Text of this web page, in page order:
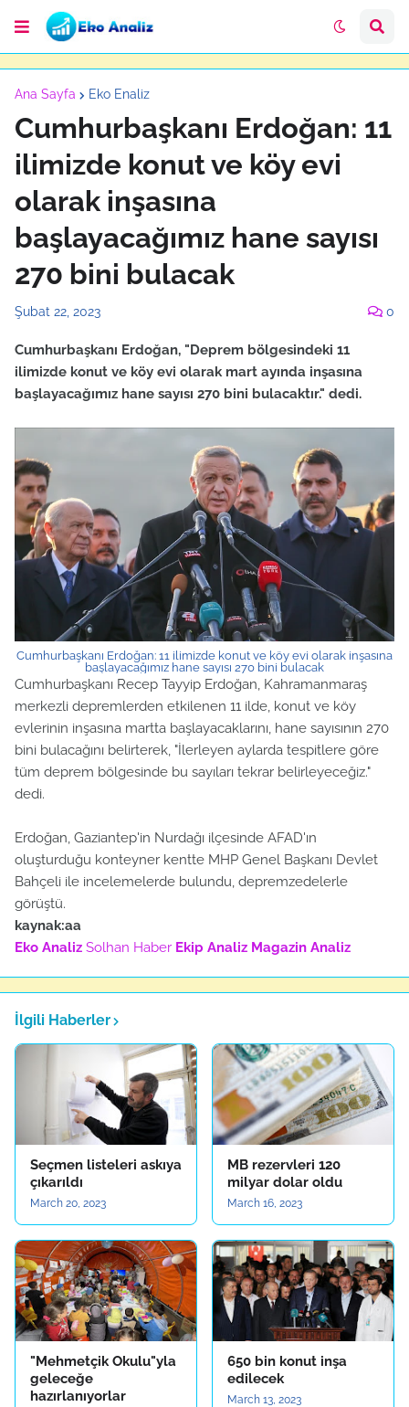
Ana Sayfa Eko Enaliz
Cumhurbaşkanı Erdoğan: 11
ilimizde konut ve köy evi
olarak inşasına
başlayacağımız hane sayısı
270 bini bulacak
Şubat 22, 2023 0
Cumhurbaşkanı Erdoğan, "Deprem bölgesindeki 11
ilimizde konut ve köy evi olarak mart ayında inşasına
başlayacağımız hane sayısı 270 bini bulacaktır." dedi.
Cumhurbaşkanı Erdoğan: 11 ilimizde konut ve köy evi olarak inşasına
başlayacağımız hane sayısı 270 bini bulacak
Cumhurbaşkanı Recep Tayyip Erdoğan, Kahramanmaraş
merkezli depremlerden etkilenen 11 ilde, konut ve köy
evlerinin inşasına martta başlayacaklarını, hane sayısının 270
bini bulacağını belirterek, "İlerleyen aylarda tespitlere göre
tüm deprem bölgesinde bu sayıları tekrar belirleyeceğiz."
dedi.
Erdoğan, Gaziantep'in Nurdağı ilçesinde AFAD'ın
oluşturduğu konteyner kentte MHP Genel Başkanı Devlet
Bahçeli ile incelemelerde bulundu, depremzedelerle
görüştü.
kaynak:aa
Eko Analiz Solhan Haber Ekip Analiz Magazin Analiz
İlgili Haberler
Seçmen listeleri askıya
çıkarıldı
March 20, 2023
MB rezervleri 120
milyar dolar oldu
March 16, 2023
"Mehmetçik Okulu"yla
geleceğe
hazırlanıyorlar
650 bin konut inşa
edilecek
March 13, 2023